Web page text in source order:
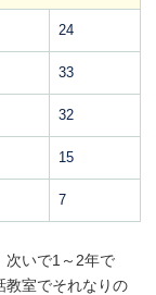
24
33
32
15
7
次いで1～2年で
教室でそれなりの